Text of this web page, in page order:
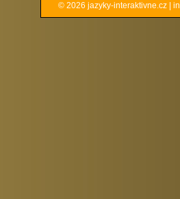
© 2026 jazyky-interaktivne.cz